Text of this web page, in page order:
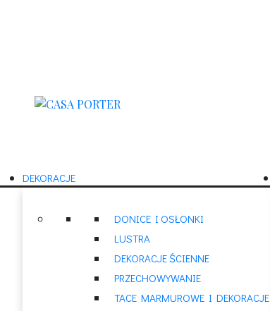
DEKORACJE
DONICE I OSŁONKI
LUSTRA
DEKORACJE ŚCIENNE
PRZECHOWYWANIE
TACE MARMUROWE I DEKORACJE